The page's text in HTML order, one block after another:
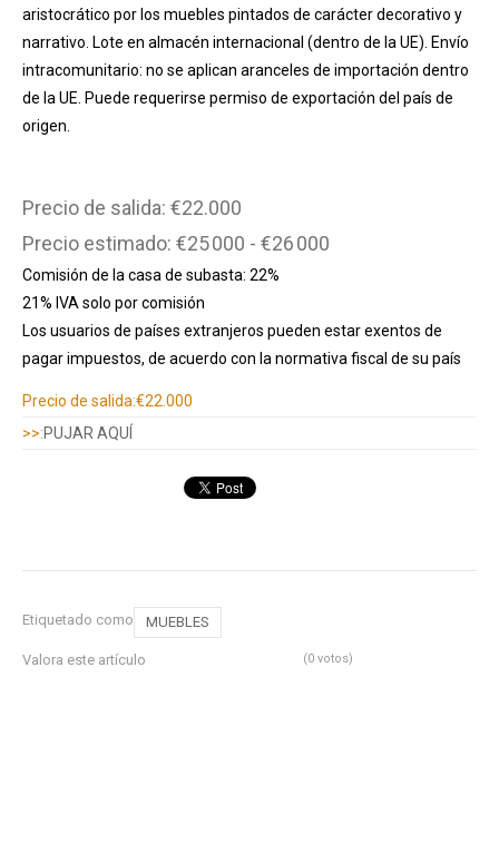
aristocrático por los muebles pintados de carácter decorativo y
narrativo. Lote en almacén internacional (dentro de la UE). Envío
intracomunitario: no se aplican aranceles de importación dentro
de la UE. Puede requerirse permiso de exportación del país de
origen.
Precio de salida: €22.000
Precio estimado: €25 000 - €26 000
Comisión de la casa de subasta: 22%
21% IVA solo por comisión
Los usuarios de países extranjeros pueden estar exentos de
pagar impuestos, de acuerdo con la normativa fiscal de su país
Precio de salida:€22.000
>>:PUJAR AQUÍ
Etiquetado como MUEBLES
Valora este artículo (0 votos)